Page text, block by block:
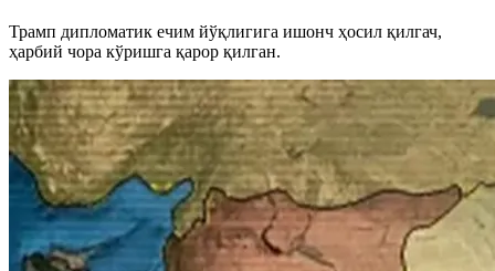
Трамп дипломатик ечим йўқлигига ишонч ҳосил қилгач,
ҳарбий чора кўришга қарор қилган.